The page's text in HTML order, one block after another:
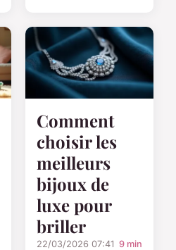
Comment
choisir les
meilleurs
bijoux de
luxe pour
briller
22/03/2026 07:41 9 min